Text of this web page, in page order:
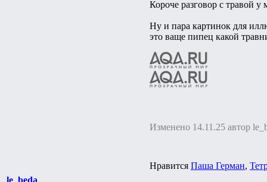
Короче разговор с травой
Ну и пара картинок для
это ваще пипец какой
Изменено 14.11.25 автор
Нравится Паша Герман,
le_beda